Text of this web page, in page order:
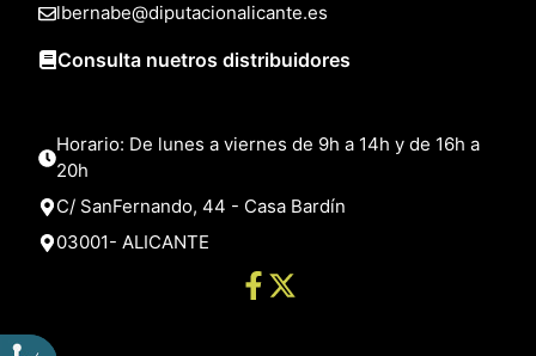
lbernabe@diputacionalicante.es
Consulta nuetros distribuidores
Horario: De lunes a viernes de 9h a 14h y de 16h a
20h
C/ SanFernando, 44 - Casa Bardín
03001- ALICANTE